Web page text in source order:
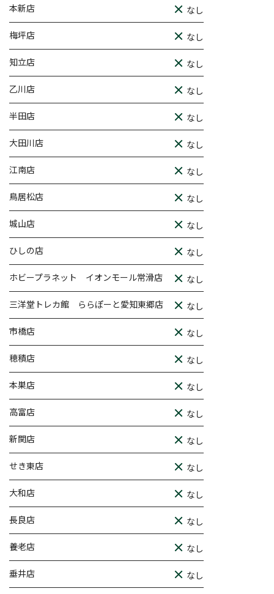
本新店 なし
梅坪店 なし
知立店 なし
乙川店 なし
半田店 なし
大田川店 なし
江南店 なし
鳥居松店 なし
城山店 なし
ひしの店 なし
ホビープラネット イオンモール常滑店 なし
三洋堂トレカ館 ららぽーと愛知東郷店 なし
市橋店 なし
穂積店 なし
本巣店 なし
高富店 なし
新関店 なし
せき東店 なし
大和店 なし
長良店 なし
養老店 なし
垂井店 なし